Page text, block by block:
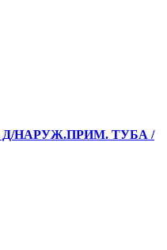
Д/НАРУЖ.ПРИМ. ТУБА /